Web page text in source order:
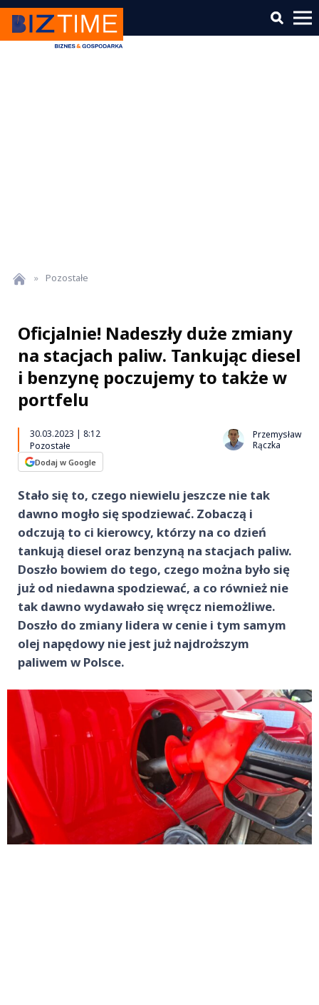
» Pozostałe
Oficjalnie! Nadeszły duże zmiany
na stacjach paliw. Tankując diesel
i benzynę poczujemy to także w
portfelu
30.03.2023 | 8:12
Pozostałe
Dodaj w Google
Przemysław
Rączka
Stało się to, czego niewielu jeszcze nie tak
dawno mogło się spodziewać. Zobaczą i
odczują to ci kierowcy, którzy na co dzień
tankują diesel oraz benzyną na stacjach paliw.
Doszło bowiem do tego, czego można było się
już od niedawna spodziewać, a co również nie
tak dawno wydawało się wręcz niemożliwe.
Doszło do zmiany lidera w cenie i tym samym
olej napędowy nie jest już najdroższym
paliwem w Polsce.